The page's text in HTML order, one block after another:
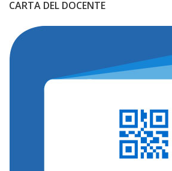
CARTA DEL DOCENTE